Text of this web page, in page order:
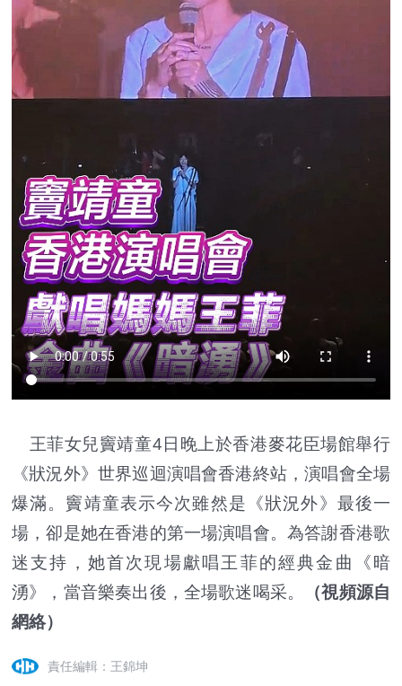
王菲女兒竇靖童4日晚上於香港麥花臣場館舉行
《狀況外》世界巡迴演唱會香港終站，演唱會全場
爆滿。竇靖童表示今次雖然是《狀況外》最後一
場，卻是她在香港的第一場演唱會。為答謝香港歌
迷支持，她首次現場獻唱王菲的經典金曲《暗
湧》，當音樂奏出後，全場歌迷喝采。
（視頻源自
網絡）
責任編輯：王錦坤